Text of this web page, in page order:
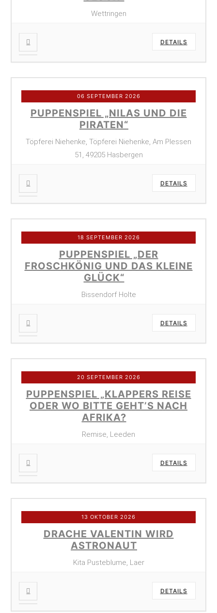
Wettringen
DETAILS
06 SEPTEMBER 2026
PUPPENSPIEL „NILAS UND DIE
PIRATEN“
Töpferei Niehenke, Töpferei Niehenke, Am Plessen
51, 49205 Hasbergen
DETAILS
18 SEPTEMBER 2026
PUPPENSPIEL „DER
FROSCHKÖNIG UND DAS KLEINE
GLÜCK“
Bissendorf Holte
DETAILS
20 SEPTEMBER 2026
PUPPENSPIEL „KLAPPERS REISE
ODER WO BITTE GEHT’S NACH
AFRIKA?
Remise, Leeden
DETAILS
13 OKTOBER 2026
DRACHE VALENTIN WIRD
ASTRONAUT
Kita Pusteblume, Laer
DETAILS